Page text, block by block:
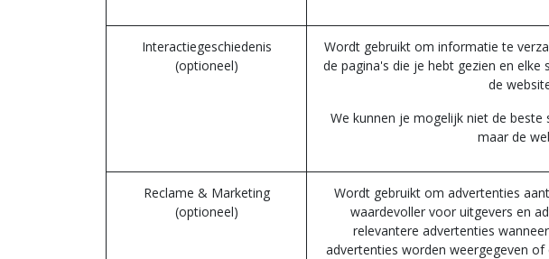
Interactiegeschiedenis
(optioneel)
Wordt gebruikt om informatie te
de pagina's die je hebt gezien en
de
We kunnen je mogelijk niet de
maar de
Reclame & Marketing
(optioneel)
Wordt gebruikt om advertenties
waardevoller voor uitgevers en
relevantere advertenties
advertenties worden weergegeven